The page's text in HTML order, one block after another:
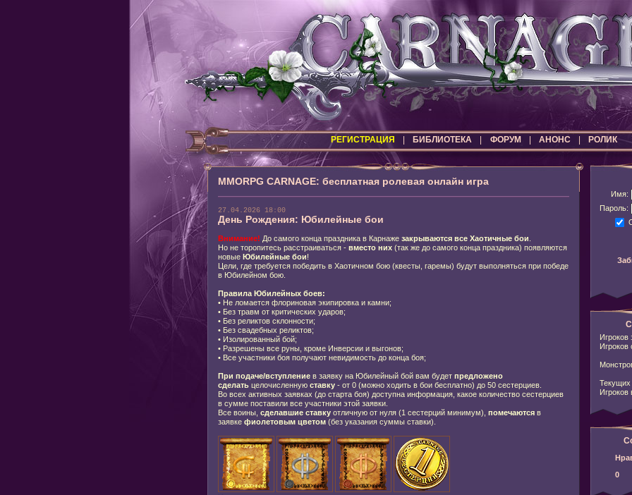
РЕГИСТРАЦИЯ БИБЛИОТЕКА ФОРУМ АНОНС РОЛИК
MMORPG CARNAGE: бесплатная ролевая онлайн игра
27.04.2026 18:00
День Рождения: Юбилейные бои
Внимание! До самого конца праздника в Карнаже закрываются все Хаотичные бои
Но не торопитесь расстраиваться - вместо них(так же до самого конца праздника) появляются
новые Юбилейные бои!
Цели, где требуется победить в Хаотичном бою (квесты, гаремы) будут выполняться при победе
в Юбилейном бою.
Правила Юбилейных боев:
• Не ломается флориновая экипировка и камни;
• Без травм от критических ударов;
• Без реликтов склонности;
• Без свадебных реликтов;
• Изолированный бой;
• Разрешены все руны, кроме Инверсии и выгонов;
• Все участники боя получают невидимость до конца боя;
При подаче/вступлениев заявку на Юбилейный бой вам будет предложено
сделатьцелочисленную ставку- от 0 (можно ходить в бои бесплатно) до 50 сестерциев.
Во всех активных заявках (до старта боя) доступна информация, какое количество сестерциев
в сумме поставили все участники этой заявки.
Все воины, сделавшие ставкуотличную от нуля (1 сестерций минимум), помечаютсяв
заявке фиолетовым цветом(без указания суммы ставки).
Имя:
Пароль:
Игроков
Игроков
Текущих
Игроков
0